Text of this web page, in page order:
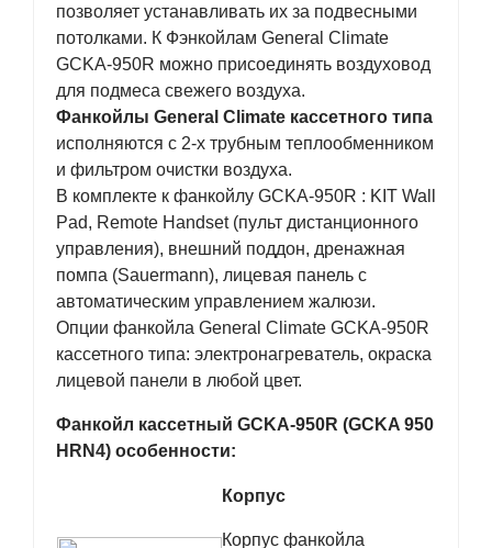
позволяет устанавливать их за подвесными
потолками. К Фэнкойлам General Climate
GCKA-950R можно присоединять воздуховод
для подмеса свежего воздуха.
Фанкойлы General Climate кассетного типа
исполняются с 2-х трубным теплообменником
и фильтром очистки воздуха.
В комплекте к фанкойлу GCKA-950R : KIT Wall
Pad, Remote Handset (пульт дистанционного
управления), внешний поддон, дренажная
помпа (Sauermann), лицевая панель с
автоматическим управлением жалюзи.
Опции фанкойла General Climate GCKA-950R
кассетного типа: электронагреватель, окраска
лицевой панели в любой цвет.
Фанкойл кассетный GCKA-950R (GCKA 950
HRN4) особенности:
Корпус
Корпус фанкойла